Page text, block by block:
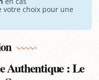
choix pour une
Authentique : Le